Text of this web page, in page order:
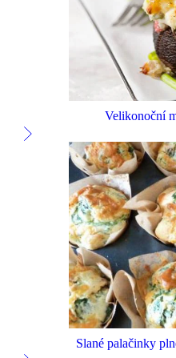
Velikonoční
Slané palačinky